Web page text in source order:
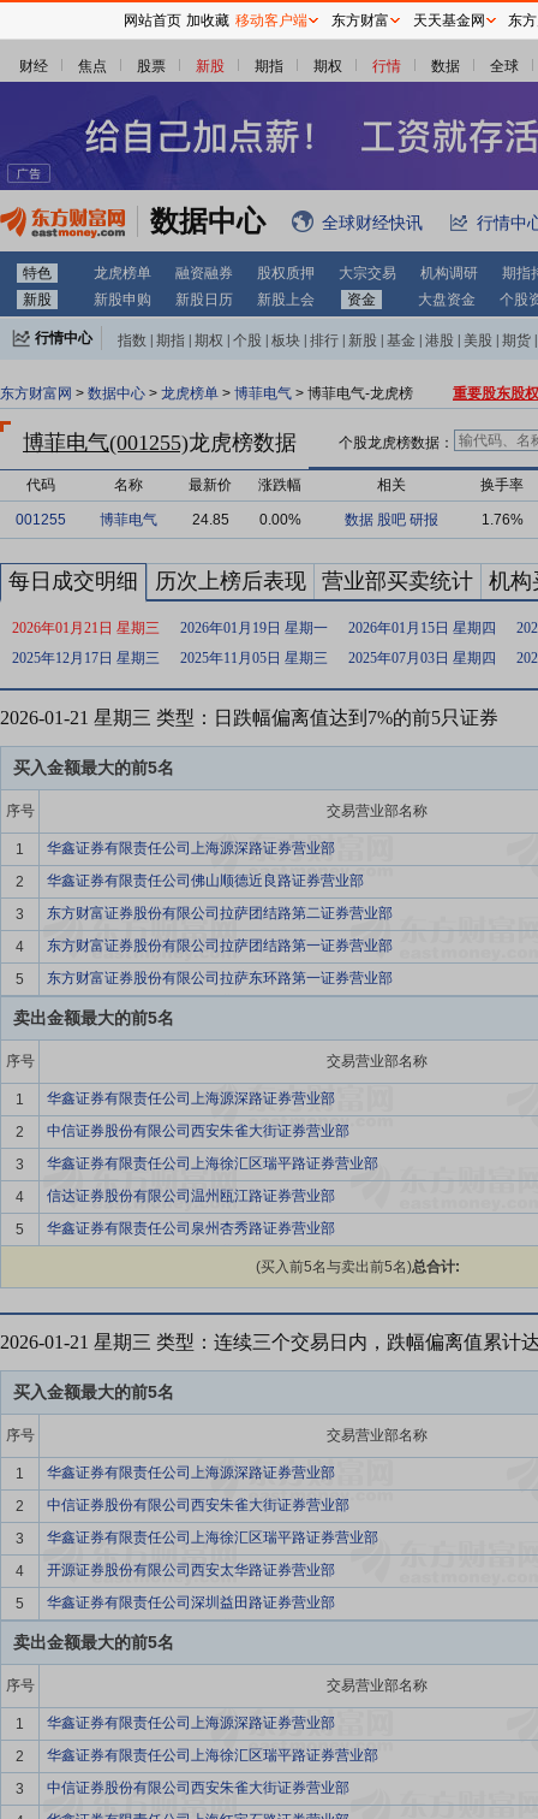
财经 焦点 股票 新股 期指 期权 行情 数据 全球
数据中心 全球财经快讯 行情中
特色 龙虎榜单 融资融券 股权质押 大宗交易 机构调研
期指
新股
新股申购 新股日历 新股上会 资金 大盘资金 个股
行情中心 指数 期指 期权 个股 板块 排行 新股 基金 港股 美股 期货
东方财富网 > 数据中心 > 龙虎榜单 > 博菲电气 > 博菲电气-龙虎榜 重要股东股
博菲电气(001255)龙虎榜数据 个股龙虎榜数据：
代码 名称 最新价 涨跌幅 相关 换手率
001255 博菲电气 24.85 0.00% 数据 股吧 研报 1.76%
每日成交明细 历次上榜后表现 营业部买卖统计 机构
2026年01月21日 星期三 2026年01月19日 星期一 2026年01月15日 星期四
2025年12月17日 星期三
2025年11月05日 星期三 2025年07月03日 星期四
2026-01-21 星期三 类型：日跌幅偏离值达到7%的前5只证券
买入金额最大的前5名
序号 交易营业部名称
1
华鑫证券有限责任公司上海源深路证券营业部
2
华鑫证券有限责任公司佛山顺德近良路证券营业部
3
东方财富证券股份有限公司拉萨团结路第二证券营业部
4
东方财富证券股份有限公司拉萨团结路第一证券营业部
5
东方财富证券股份有限公司拉萨东环路第一证券营业部
卖出金额最大的前5名
序号 交易营业部名称
1
华鑫证券有限责任公司上海源深路证券营业部
2
中信证券股份有限公司西安朱雀大街证券营业部
3
华鑫证券有限责任公司上海徐汇区瑞平路证券营业部
4
信达证券股份有限公司温州瓯江路证券营业部
5
华鑫证券有限责任公司泉州杏秀路证券营业部
(买入前5名与卖出前5名)总合计:
2026-01-21 星期三 类型：连续三个交易日内，跌幅偏离值累计
买入金额最大的前5名
序号 交易营业部名称
1
华鑫证券有限责任公司上海源深路证券营业部
2
中信证券股份有限公司西安朱雀大街证券营业部
3
华鑫证券有限责任公司上海徐汇区瑞平路证券营业部
4
开源证券股份有限公司西安太华路证券营业部
5
华鑫证券有限责任公司深圳益田路证券营业部
卖出金额最大的前5名
序号 交易营业部名称
1
华鑫证券有限责任公司上海源深路证券营业部
2
华鑫证券有限责任公司上海徐汇区瑞平路证券营业部
3
中信证券股份有限公司西安朱雀大街证券营业部
网站首页 加收藏 移动客户端 东方财富 天天基金网 东